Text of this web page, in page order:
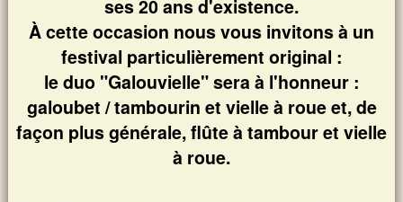
ses 20 ans d'existence.
À cette occasion nous vous invitons à un
festival particulièrement original :
le duo "Galouvielle" sera à l'honneur :
galoubet / tambourin et vielle à roue et, de
façon plus générale, flûte à tambour et vielle
à roue.